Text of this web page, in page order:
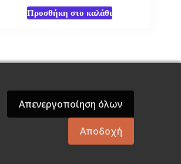
Προσθήκη στο καλάθι
Gift Boxes Σε Προσφορά
Απενεργοποίηση όλων
Αποδοχή